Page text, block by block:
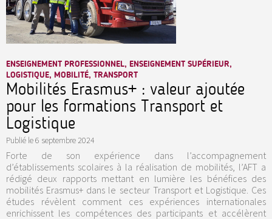
ENSEIGNEMENT PROFESSIONNEL, ENSEIGNEMENT SUPÉRIEUR,
LOGISTIQUE, MOBILITÉ, TRANSPORT
Mobilités Erasmus+ : valeur ajoutée
pour les formations Transport et
Logistique
Publié le6 septembre 2024
Forte de son expérience dans l’accompagnement
d’établissements scolaires à la réalisation de mobilités, l’AFT a
rédigé deux rapports mettant en lumière les bénéfices des
mobilités Erasmus+ dans le secteur Transport et Logistique. Ces
études révèlent comment ces expériences internationales
enrichissent les compétences des participants et accélèrent